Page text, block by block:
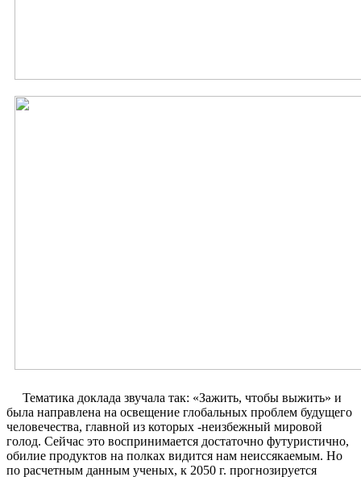
Тематика доклада звучала так: «Зажить, чтобы выжить» и
была направлена на освещение глобальных проблем будущего
человечества, главной из которых -неизбежный мировой
голод. Сейчас это воспринимается достаточно футуристично,
обилие продуктов на полках видится нам неиссякаемым. Но
по расчетным данным ученых, к 2050 г. прогнозируется